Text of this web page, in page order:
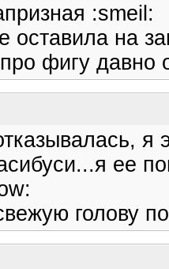
:smeil:
оставила на
про фигу
я
ее
голову